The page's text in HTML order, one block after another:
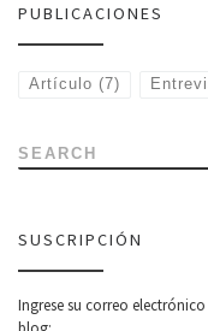
PUBLICACIONES
Artículo (7)
SEARCH
SUSCRIPCIÓN
Ingrese su correo